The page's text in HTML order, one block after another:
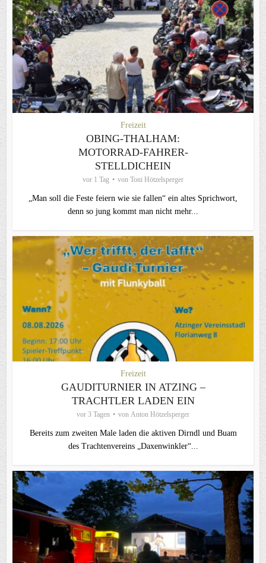
Freizeit
OBING-THALHAM:
MOTORRAD-FAHRER-
STELLDICHEIN
vor 1 Tag von Toni Hötzelsperger
„Man soll die Feste feiern wie sie fallen“ ein altes Sprichwort,
denn so jung kommt man nicht mehr...
Freizeit
GAUDITURNIER IN ATZING –
TRACHTLER LADEN EIN
vor 3 Tagen von Anton Hötzelsperger
Bereits zum zweiten Male laden die aktiven Dirndl und Buam
des Trachtenvereins „Daxenwinkler“...